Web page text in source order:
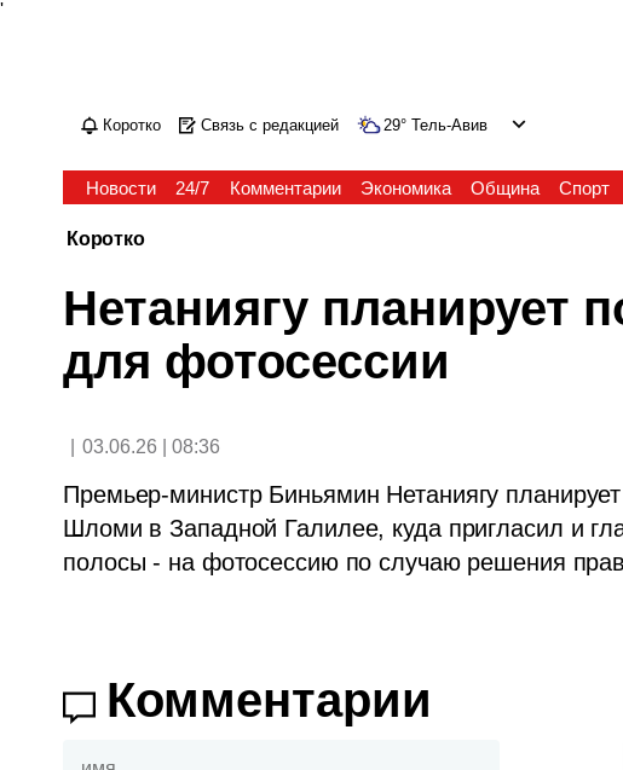
'
Коротко Связь с редакцией 29° Тель-Авив
Новости 24/7 Комментарии Экономика Община Спорт
Коротко
Нетаниягу планирует
для фотосессии
03.06.26 | 08:36
Премьер-министр Биньямин Нетаниягу
Шломи в Западной Галилее, куда пригласил и
полосы - на фотосессию по случаю решения
Комментарии